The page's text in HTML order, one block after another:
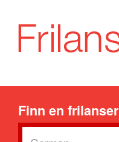
Finn en frilanser